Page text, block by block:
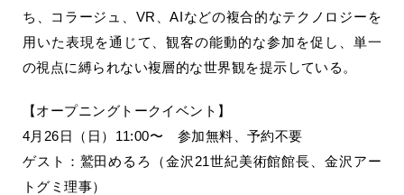
ち、コラージュ、VR、AIなどの複合的なテクノロジーを
用いた表現を通じて、観客の能動的な参加を促し、単一
の視点に縛られない複層的な世界観を提示している。
【オープニングトークイベント】
4月26日（日）11:00〜 参加無料、予約不要
ゲスト：鷲田めるろ（金沢21世紀美術館館長、金沢アー
トグミ理事）